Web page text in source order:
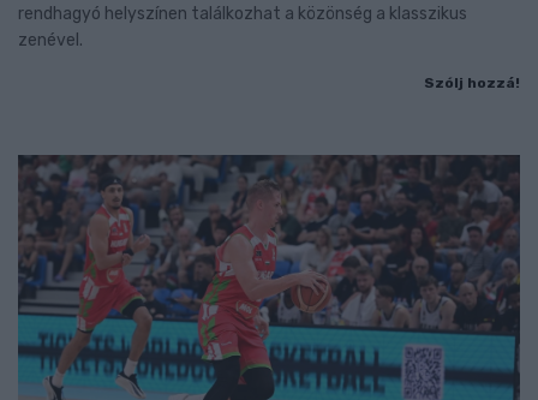
rendhagyó helyszínen találkozhat a közönség a klasszikus
zenével.
Szólj hozzá!